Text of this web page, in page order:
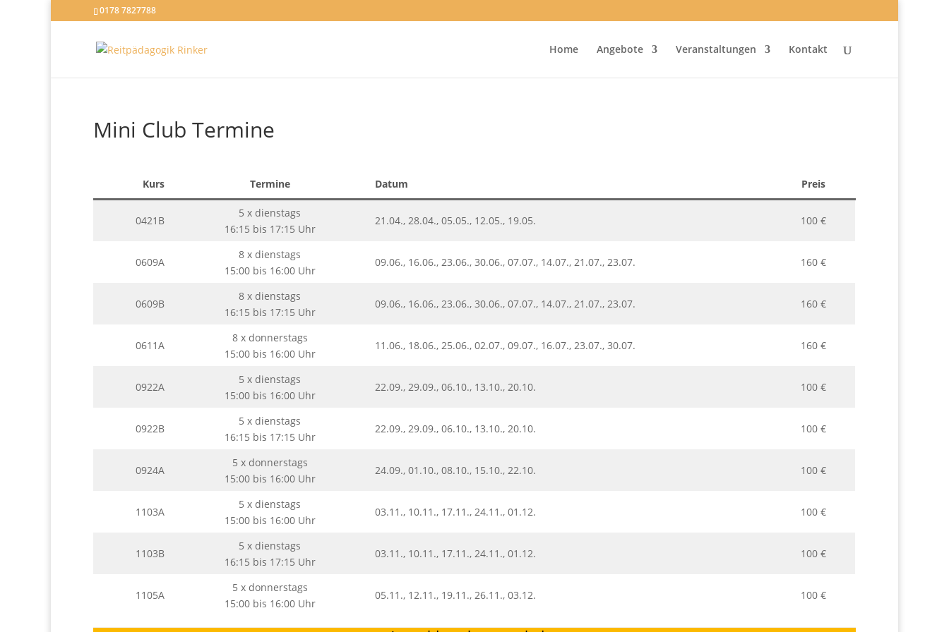
0178 7827788
Home Angebote Veranstaltungen Kontakt
Mini Club Termine
Kurs Termine Datum Preis
0421B
5 x dienstags
16:15 bis 17:15 Uhr
21.04., 28.04., 05.05., 12.05., 19.05. 100 €
0609A
8 x dienstags
15:00 bis 16:00 Uhr
09.06., 16.06., 23.06., 30.06., 07.07., 14.07., 21.07., 23.07. 160 €
0609B
8 x dienstags
16:15 bis 17:15 Uhr
09.06., 16.06., 23.06., 30.06., 07.07., 14.07., 21.07., 23.07. 160 €
0611A
8 x donnerstags
15:00 bis 16:00 Uhr
11.06., 18.06., 25.06., 02.07., 09.07., 16.07., 23.07., 30.07. 160 €
0922A
5 x dienstags
15:00 bis 16:00 Uhr
22.09., 29.09., 06.10., 13.10., 20.10. 100 €
0922B
5 x dienstags
16:15 bis 17:15 Uhr
22.09., 29.09., 06.10., 13.10., 20.10. 100 €
0924A
5 x donnerstags
15:00 bis 16:00 Uhr
24.09., 01.10., 08.10., 15.10., 22.10. 100 €
1103A
5 x dienstags
15:00 bis 16:00 Uhr
03.11., 10.11., 17.11., 24.11., 01.12. 100 €
1103B
5 x dienstags
16:15 bis 17:15 Uhr
03.11., 10.11., 17.11., 24.11., 01.12. 100 €
1105A
5 x donnerstags
15:00 bis 16:00 Uhr
05.11., 12.11., 19.11., 26.11., 03.12. 100 €